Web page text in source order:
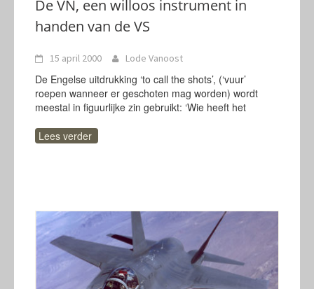
De VN, een willoos instrument in
handen van de VS
15 april 2000 Lode Vanoost
De Engelse uitdrukking ‘to call the shots’, (‘vuur’
roepen wanneer er geschoten mag worden) wordt
meestal in figuurlijke zin gebruikt: ‘Wie heeft het
Lees verder